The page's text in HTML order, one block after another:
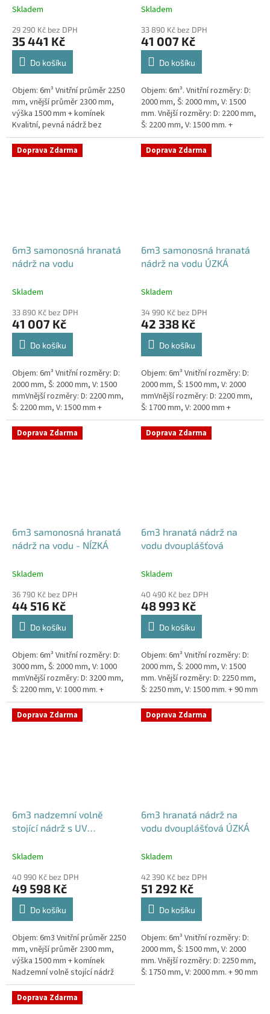
Skladem
29 290 Kč bez DPH
35 441 Kč
Do košíku
Objem: 6m³ Vnitřní průměr 2250
mm, vnější průměr 2300 mm,
výška 1500 mm + komínek
Kvalitní, pevná nádrž bez
potřeby obetonování.Průměr a
umístění přítoku/ů, odtoku/ů
apod....
Skladem
33 890 Kč bez DPH
41 007 Kč
Do košíku
Objem: 6m³. Vnitřní rozměry: D:
2000 mm, Š: 2000 mm, V: 1500
mm. Vnější rozměry: D: 2200 mm,
Š: 2200 mm, V: 1500 mm. +
komínek.Možná varianta: Vnitřní
rozměry: D: 2000...
Doprava Zdarma
6m3 samonosná hranatá
nádrž na vodu
Skladem
33 890 Kč bez DPH
41 007 Kč
Do košíku
Objem: 6m³ Vnitřní rozměry: D:
2000 mm, Š: 2000 mm, V: 1500
mmVnější rozměry: D: 2200 mm,
Š: 2200 mm, V: 1500 mm +
komínek ZÁKLADNÍ VARIANTA
NÁDRŽE - VNĚJŠÍ VYSTUŽENÍ. NA
PŘÁNÍ...
Doprava Zdarma
6m3 samonosná hranatá
nádrž na vodu ÚZKÁ
Skladem
34 990 Kč bez DPH
42 338 Kč
Do košíku
Objem: 6m³ Vnitřní rozměry: D:
2000 mm, Š: 1500 mm, V: 2000
mmVnější rozměry: D: 2200 mm,
Š: 1700 mm, V: 2000 mm +
komínek ZÁKLADNÍ VARIANTA
NÁDRŽE - VNĚJŠÍ VYSTUŽENÍ. NA
PŘÁNÍ...
Doprava Zdarma
6m3 samonosná hranatá
nádrž na vodu - NÍZKÁ
Skladem
36 790 Kč bez DPH
44 516 Kč
Do košíku
Objem: 6m³ Vnitřní rozměry: D:
3000 mm, Š: 2000 mm, V: 1000
mmVnější rozměry: D: 3200 mm,
Š: 2200 mm, V: 1000 mm. +
komínek Snížené provedení s
výškou těla pouhý 1m! Kvalitní,...
Doprava Zdarma
6m3 hranatá nádrž na
vodu dvouplášťová
Skladem
40 490 Kč bez DPH
48 993 Kč
Do košíku
Objem: 6m³ Vnitřní rozměry: D:
2000 mm, Š: 2000 mm, V: 1500
mm. Vnější rozměry: D: 2250 mm,
Š: 2250 mm, V: 1500 mm. + 90 mm
žebra proti spodní vodě +
komínek Nádrž do míst...
Doprava Zdarma
6m3 nadzemní volně
stojící nádrž s UV
Skladem
40 990 Kč bez DPH
49 598 Kč
Do košíku
Objem: 6m3 Vnitřní průměr 2250
mm, vnější průměr 2300 mm,
výška 1500 mm + komínek
Nadzemní volně stojící nádrž
vyrobená z materiálu s UV
stabilizací.Průměr a umístění
přítoku/ů,...
Doprava Zdarma
6m3 hranatá nádrž na
vodu dvouplášťová ÚZKÁ
Skladem
42 390 Kč bez DPH
51 292 Kč
Do košíku
Objem: 6m³ Vnitřní rozměry: D:
2000 mm, Š: 1500 mm, V: 2000
mm. Vnější rozměry: D: 2250 mm,
Š: 1750 mm, V: 2000 mm. + 90 mm
Doprava Zdarma